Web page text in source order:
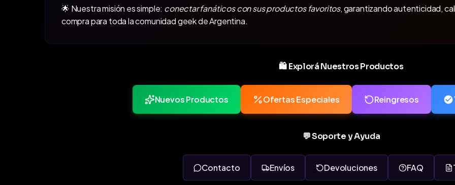
🌟 Nuestra misión es simple: conectar fanáticos con sus productos favoritos, garantizando autenticidad,
compra para toda la comunidad geek de Argentina.
🛍️ Explorá Nuestros Productos
Nuevos Productos Ofertas Especiales Reingresos
💬 Soporte y Ayuda
Contacto Envíos Devoluciones FAQ